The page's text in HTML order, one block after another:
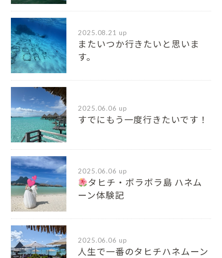
2025.08.21 up
またいつか行きたいと思いま
す。
2025.06.06 up
すでにもう一度行きたいです！
2025.06.06 up
タヒチ・ボラボラ島 ハネム
ーン体験記
2025.06.06 up
人生で一番のタヒチハネムーン